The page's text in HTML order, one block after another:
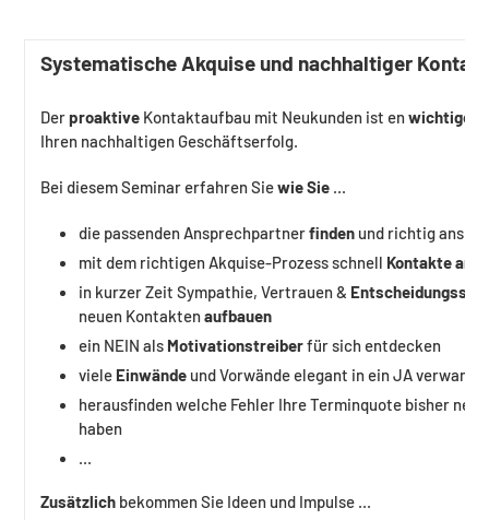
Systematische Akquise und nachhaltiger
Derproaktive Kontaktaufbau mit Neukunden ist enwichtiges
Ihren nachhaltigen Geschäftserfolg.
Bei diesem Seminar erfahren Siewie Sie ...
die passenden Ansprechpartnerfinden und richtig
mit dem richtigen Akquise-Prozess schnell Kontakte
in kurzer Zeit Sympathie, Vertrauen &
neuen Kontaktenaufbauen
ein NEIN als Motivationstreiberfür sich entdecken
viele Einwände und Vorwände elegant in ein JA
herausfinden welche Fehler Ihre Terminquote bisher
haben
...
Zusätzlich bekommen Sie Ideen und Impulse ...